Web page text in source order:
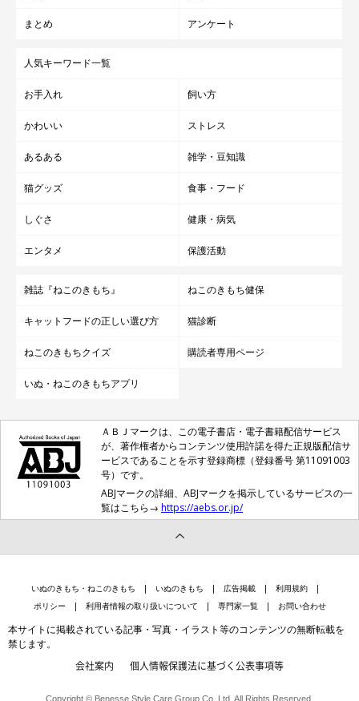
まとめ アンケート
人気キーワード一覧
お手入れ 飼い方
かわいい ストレス
あるある 雑学・豆知識
猫グッズ 食事・フード
しぐさ 健康・病気
エンタメ 保護活動
雑誌『ねこのきもち』 ねこのきもち健保
キャットフードの正しい選び方 猫診断
ねこのきもちクイズ 購読者専用ページ
いぬ・ねこのきもちアプリ
ＡＢＪマークは、この電子書店・電子書籍配信サービス
が、著作権者からコンテンツ使用許諾を得た正規版配信サ
ービスであることを示す登録商標（登録番号 第11091003
号）です。
ABJマークの詳細、ABJマークを掲示しているサービスの一
覧はこちら→ https://aebs.or.jp/
いぬのきもち・ねこのきもち いぬのきもち 広告掲載
利用規約
ポリシー
利用者情報の取り扱いについて 専門家一覧 お問い合わせ
本サイトに掲載されている記事・写真・イラスト等のコンテンツの無断転載を
禁じます。
会社案内 個人情報保護法に基づく公表事項等
Copyright © Benesse Style Care Group Co.,Ltd. All Rights Reserved.